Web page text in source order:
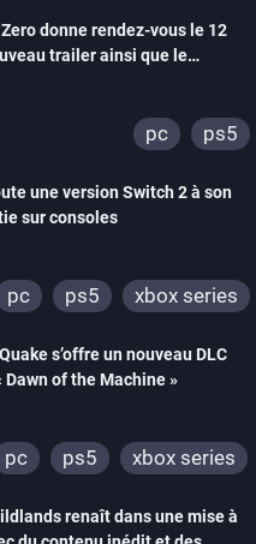
donne rendez-vous le 12
trailer ainsi que le
pc ps5
une version Switch 2 à son
sur consoles
pc ps5 xbox series
s’offre un nouveau DLC
of the Machine »
pc ps5
xbox series
xbox one
nintendo 64
renaît dans une mise à